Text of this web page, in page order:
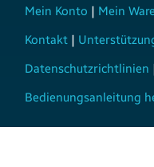
Mein Konto | Mein
Kontakt |
Datenschutzrichtlinien
Bedienungsanleitung